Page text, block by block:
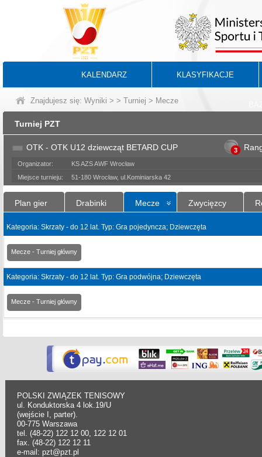
KALENDARZ KLASYFIKACJE
Znajdujesz się: Wyniki > > Turniej > Mecze
Turniej PZT
OTK - OTK U12 dziewcząt BETARD CUP 3
Organizator:
KS AZS AWF Wrocław
Miejsce turnieju:
51-180 Wrocław, ul.Kominiarska 42
Plan gier Drabinki Mecze Zwycięzcy
Kategoria: Skrzaty - do 12 lat. Typ: Gra pojedyncza; Dziewczęta
Mecze - Turniej główny
Kategoria: Skrzaty - do 12 lat. Typ: Gra podwójna; Dziewczęta
Mecze - Turniej główny
POLSKI ZWIĄZEK TENISOWY
ul. Konduktorska 4 lok.19/U
(wejście I, parter).
00-775 Warszawa
tel. (48-22) 122 12 00, 122 12 01
fax. (48-22) 122 12 11
e-mail: pzt@pzt.pl